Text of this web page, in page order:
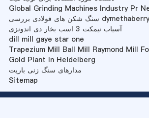
Global Grinding Machines Industry Pr
سنگ شکن های فولادی بررسی dymethaberry
آسیاب نیمکت 3 اسب بخار دی اندونزی
dill mill gaye star one
Trapezium Mill Ball Mill Raymond Mill
Gold Plant In Heidelberg
مدارهای سنگ زنی باریت
Sitemap